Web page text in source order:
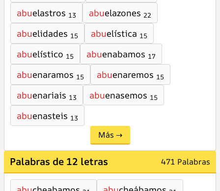
abuelastros 13 abuelazones 22
abuelidades 15 abuelística 15
abuelístico 15 abuenabamos 17
abuenaramos 15 abuenaremos 15
abuenariais 13 abuenasemos 15
abuenasteis 13
Más →
Palabras de 12 letras 471 Palabras